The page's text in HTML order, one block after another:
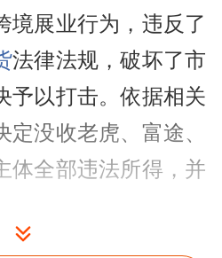
境展业行为，违反了
法律法规，破坏了市
予以打击。依据相关
没收老虎、富途、
体全部违法所得，并